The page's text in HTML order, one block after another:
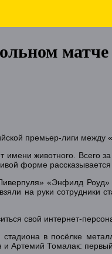
матче
премьер-лиги
имени животного. Всего
форме
«Энфилд
на руки сотрудники
свой интернет-
в посёлке
и Артемий Томалак: